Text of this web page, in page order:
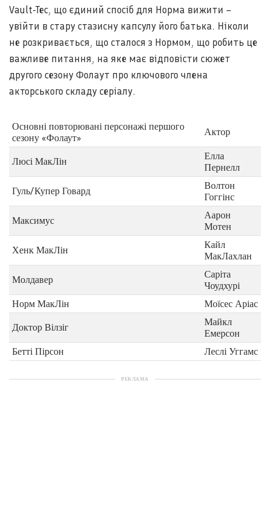
Vault-Tec, що єдиний спосіб для Норма вижити –
увійти в стару стазисну капсулу його батька. Ніколи
не розкривається, що сталося з Нормом, що робить це
важливе питання, на яке має відповісти сюжет
другого сезону Фолаут про ключового члена
акторського складу серіалу.
Основні повторювані персонажі першого
сезону «Фолаут»
Актор
Люсі МакЛін
Елла
Пернелл
Гуль/Купер Говард
Волтон
Гоггінс
Максимус
Аарон
Мотен
Хенк МакЛін
Кайл
МакЛахлан
Молдавер
Саріта
Чоудхурі
Норм МакЛін
Моїсес Аріас
Доктор Вілзіг
Майкл
Емерсон
Бетті Пірсон
Леслі Уггамс
РЕКЛАМА